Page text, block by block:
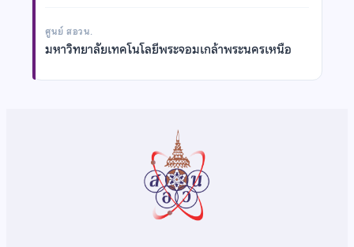
ศูนย์ สอวน.
มหาวิทยาลัยเทคโนโลยีพระจอมเกล้าพระนครเหนือ